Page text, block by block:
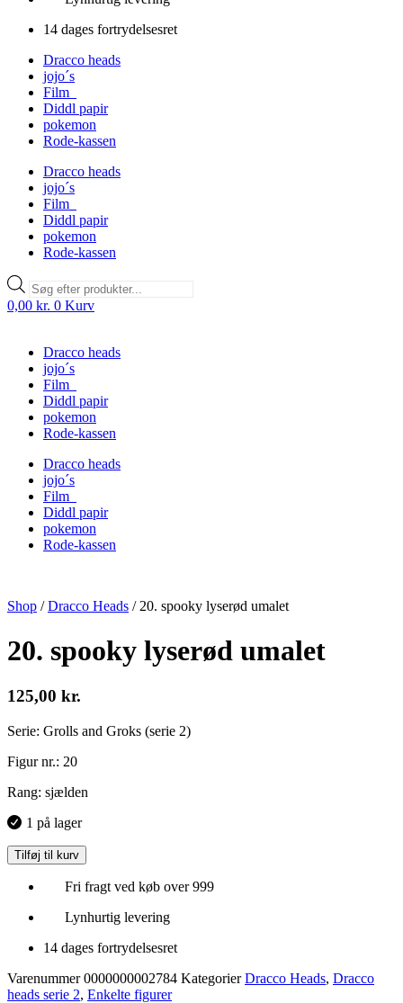
14 dages fortrydelsesret
Dracco heads
jojo´s
Film
Diddl papir
pokemon
Rode-kassen
Dracco heads
jojo´s
Film
Diddl papir
pokemon
Rode-kassen
Products
search
0,00 kr. 0 Kurv
Dracco heads
jojo´s
Film
Diddl papir
pokemon
Rode-kassen
Dracco heads
jojo´s
Film
Diddl papir
pokemon
Rode-kassen
Shop /Dracco Heads / 20. spooky lyserød umalet
20. spooky lyserød umalet
125,00 kr.
Serie: Grolls and Groks (serie 2)
Figur nr.: 20
Rang: sjælden
1 på lager
Tilføj til kurv
Fri fragt ved køb over 999
Lynhurtig levering
14 dages fortrydelsesret
Varenummer0000000002784 Kategorier Dracco Heads, Dracco
heads serie 2, Enkelte figurer